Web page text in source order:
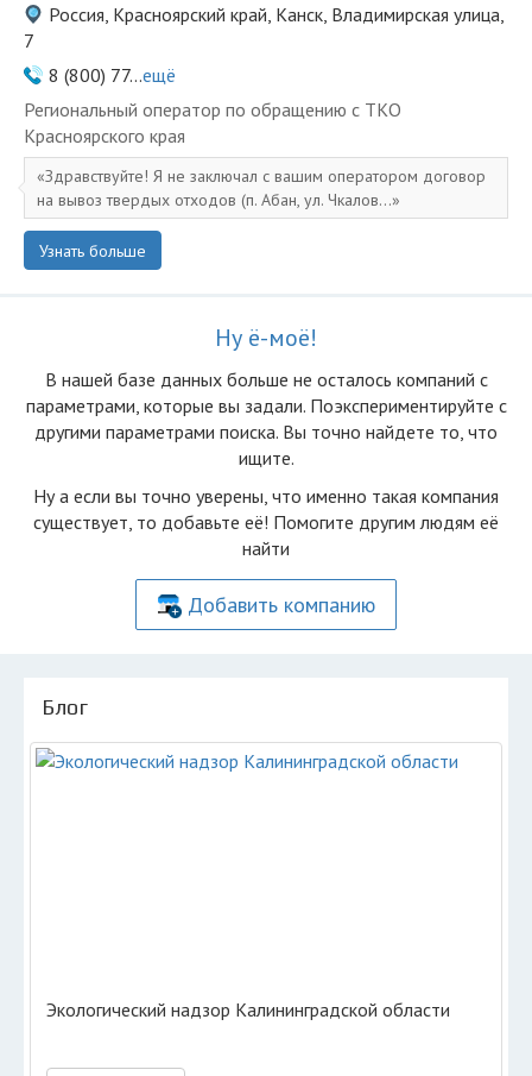
Россия, Красноярский край, Канск, Владимирская улица,
7
8 (800) 77...ещё
Региональный оператор по обращению с ТКО
Красноярского края
Здравствуйте! Я не заключал с вашим оператором договор
на вывоз твердых отходов (п. Абан, ул. Чкалов...
Узнать больше
Ну ё-моё!
В нашей базе данных больше не осталоcь компаний с
параметрами, которые вы задали. Поэкспериментируйте с
другими параметрами поиска. Вы точно найдете то, что
ищите.
Ну а если вы точно уверены, что именно такая компания
существует, то добавьте её! Помогите другим людям её
найти
Добавить компанию
Блог
Экологический надзор Калининградской области